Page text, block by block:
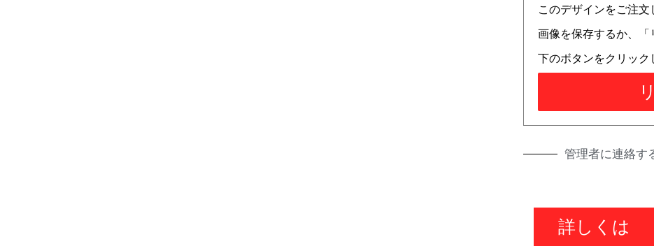
このデザインをご注
画像を保存するか、
下のボタンをクリッ
管理者に連絡す
詳しくは